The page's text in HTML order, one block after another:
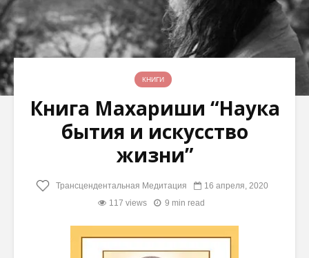
КНИГИ
Книга Махариши “Наука
бытия и искусство
жизни”
Трансцендентальная Медитация
16 апреля, 2020
117 views
9 min read